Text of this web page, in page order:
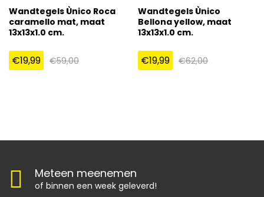
Wandtegels Ùnico Roca
caramello mat, maat
13x13x1.0 cm.
€19,99 €59,00
Wandtegels Ùnico
Bellona yellow, maat
13x13x1.0 cm.
€19,99 €62,00
Meteen meenemen
of binnen een week geleverd!